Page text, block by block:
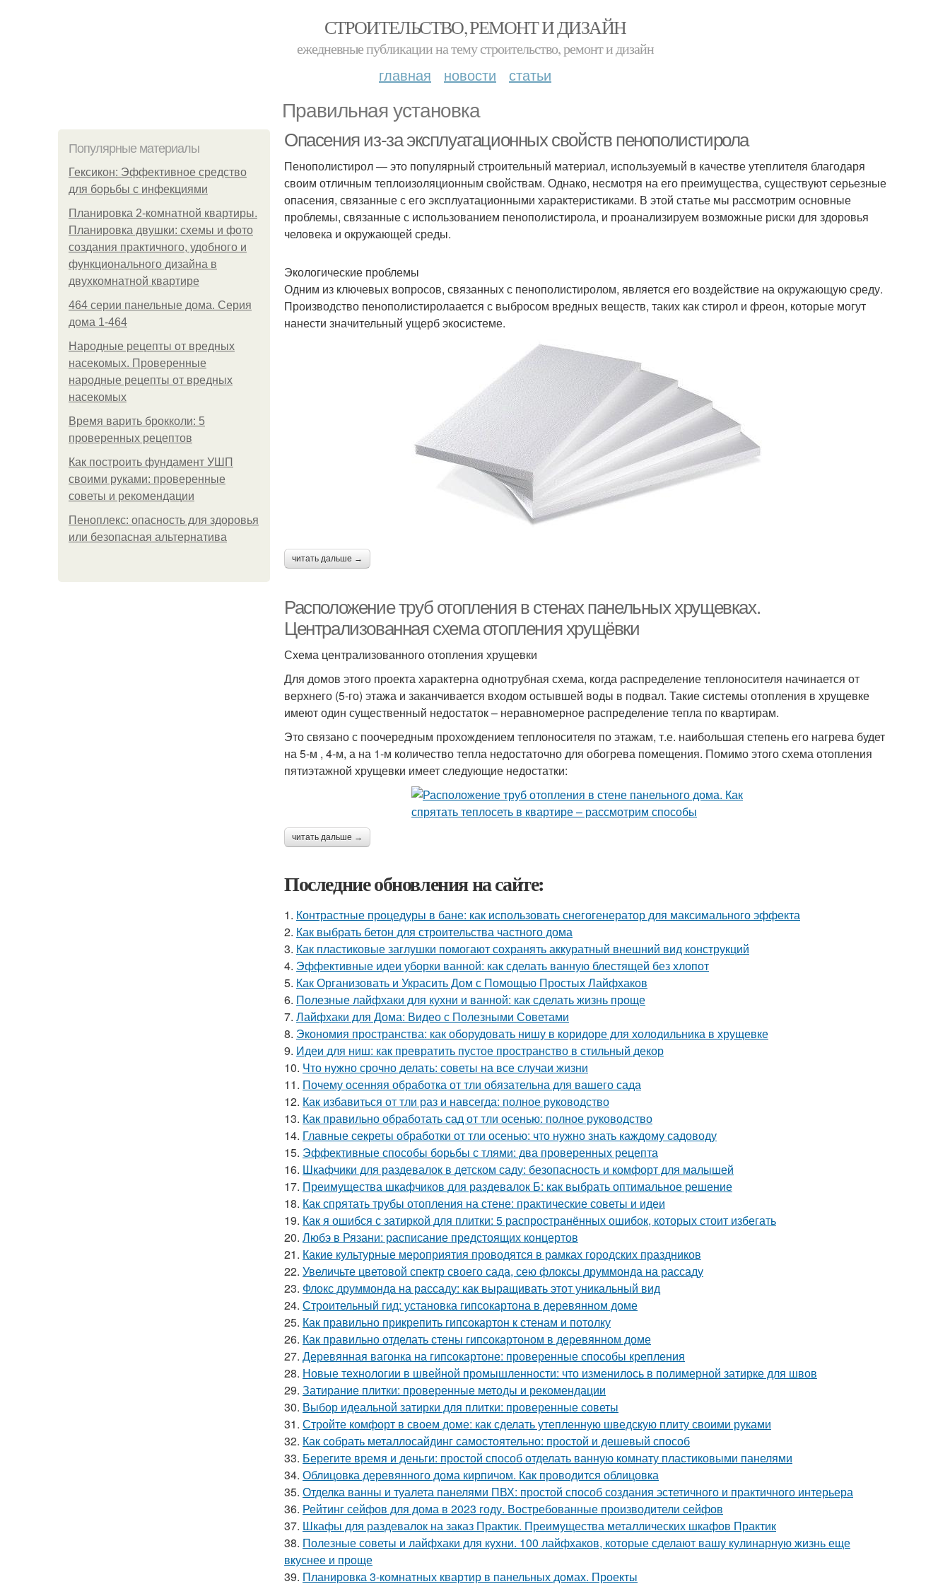
СТРОИТЕЛЬСТВО, РЕМОНТ И ДИЗАЙН
ежедневные публикации на тему строительство, ремонт и дизайн
главная новости статьи
Правильная установка
Популярные материалы
Гексикон: Эффективное средство
для борьбы с инфекциями
Планировка 2-комнатной квартиры.
Планировка двушки: схемы и фото
создания практичного, удобного и
функционального дизайна в
двухкомнатной квартире
464 серии панельные дома. Серия
дома 1-464
Народные рецепты от вредных
насекомых. Проверенные
народные рецепты от вредных
насекомых
Время варить брокколи: 5
проверенных рецептов
Как построить фундамент УШП
своими руками: проверенные
советы и рекомендации
Пеноплекс: опасность для здоровья
или безопасная альтернатива
Опасения из-за эксплуатационных свойств пенополистирола
Пенополистирол — это популярный строительный материал, используемый в качестве утеплителя благодаря
своим отличным теплоизоляционным свойствам. Однако, несмотря на его преимущества, существуют серьезные
опасения, связанные с его эксплуатационными характеристиками. В этой статье мы рассмотрим основные
проблемы, связанные с использованием пенополистирола, и проанализируем возможные риски для здоровья
человека и окружающей среды.
Экологические проблемы
Одним из ключевых вопросов, связанных с пенополистиролом, является его воздействие на окружающую среду.
Производство пенополистиролаается с выбросом вредных веществ, таких как стирол и фреон, которые могут
нанести значительный ущерб экосистеме.
читать дальше →
Расположение труб отопления в стенах панельных хрущевках.
Централизованная схема отопления хрущёвки
Схема централизованного отопления хрущевки
Для домов этого проекта характерна однотрубная схема, когда распределение теплоносителя начинается от
верхнего (5-го) этажа и заканчивается входом остывшей воды в подвал. Такие системы отопления в хрущевке
имеют один существенный недостаток – неравномерное распределение тепла по квартирам.
Это связано с поочередным прохождением теплоносителя по этажам, т.е. наибольшая степень его нагрева будет
на 5-м , 4-м, а на 1-м количество тепла недостаточно для обогрева помещения. Помимо этого схема отопления
пятиэтажной хрущевки имеет следующие недостатки:
читать дальше →
Последние обновления на сайте:
1. Контрастные процедуры в бане: как использовать снегогенератор для максимального эффекта
2. Как выбрать бетон для строительства частного дома
3. Как пластиковые заглушки помогают сохранять аккуратный внешний вид конструкций
4. Эффективные идеи уборки ванной: как сделать ванную блестящей без хлопот
5. Как Организовать и Украсить Дом с Помощью Простых Лайфхаков
6. Полезные лайфхаки для кухни и ванной: как сделать жизнь проще
7. Лайфхаки для Дома: Видео с Полезными Советами
8. Экономия пространства: как оборудовать нишу в коридоре для холодильника в хрущевке
9. Идеи для ниш: как превратить пустое пространство в стильный декор
10. Что нужно срочно делать: советы на все случаи жизни
11. Почему осенняя обработка от тли обязательна для вашего сада
12. Как избавиться от тли раз и навсегда: полное руководство
13. Как правильно обработать сад от тли осенью: полное руководство
14. Главные секреты обработки от тли осенью: что нужно знать каждому садоводу
15. Эффективные способы борьбы с тлями: два проверенных рецепта
16. Шкафчики для раздевалок в детском саду: безопасность и комфорт для малышей
17. Преимущества шкафчиков для раздевалок Б: как выбрать оптимальное решение
18. Как спрятать трубы отопления на стене: практические советы и идеи
19. Как я ошибся с затиркой для плитки: 5 распространённых ошибок, которых стоит избегать
20. Любэ в Рязани: расписание предстоящих концертов
21. Какие культурные мероприятия проводятся в рамках городских праздников
22. Увеличьте цветовой спектр своего сада, сею флоксы друммонда на рассаду
23. Флокс друммонда на рассаду: как выращивать этот уникальный вид
24. Строительный гид: установка гипсокартона в деревянном доме
25. Как правильно прикрепить гипсокартон к стенам и потолку
26. Как правильно отделать стены гипсокартоном в деревянном доме
27. Деревянная вагонка на гипсокартоне: проверенные способы крепления
28. Новые технологии в швейной промышленности: что изменилось в полимерной затирке для швов
29. Затирание плитки: проверенные методы и рекомендации
30. Выбор идеальной затирки для плитки: проверенные советы
31. Стройте комфорт в своем доме: как сделать утепленную шведскую плиту своими руками
32. Как собрать металлосайдинг самостоятельно: простой и дешевый способ
33. Берегите время и деньги: простой способ отделать ванную комнату пластиковыми панелями
34. Облицовка деревянного дома кирпичом. Как проводится облицовка
35. Отделка ванны и туалета панелями ПВХ: простой способ создания эстетичного и практичного интерьера
36. Рейтинг сейфов для дома в 2023 году. Востребованные производители сейфов
37. Шкафы для раздевалок на заказ Практик. Преимущества металлических шкафов Практик
38. Полезные советы и лайфхаки для кухни. 100 лайфхаков, которые сделают вашу кулинарную жизнь еще
вкуснее и проще
39. Планировка 3-комнатных квартир в панельных домах. Проекты